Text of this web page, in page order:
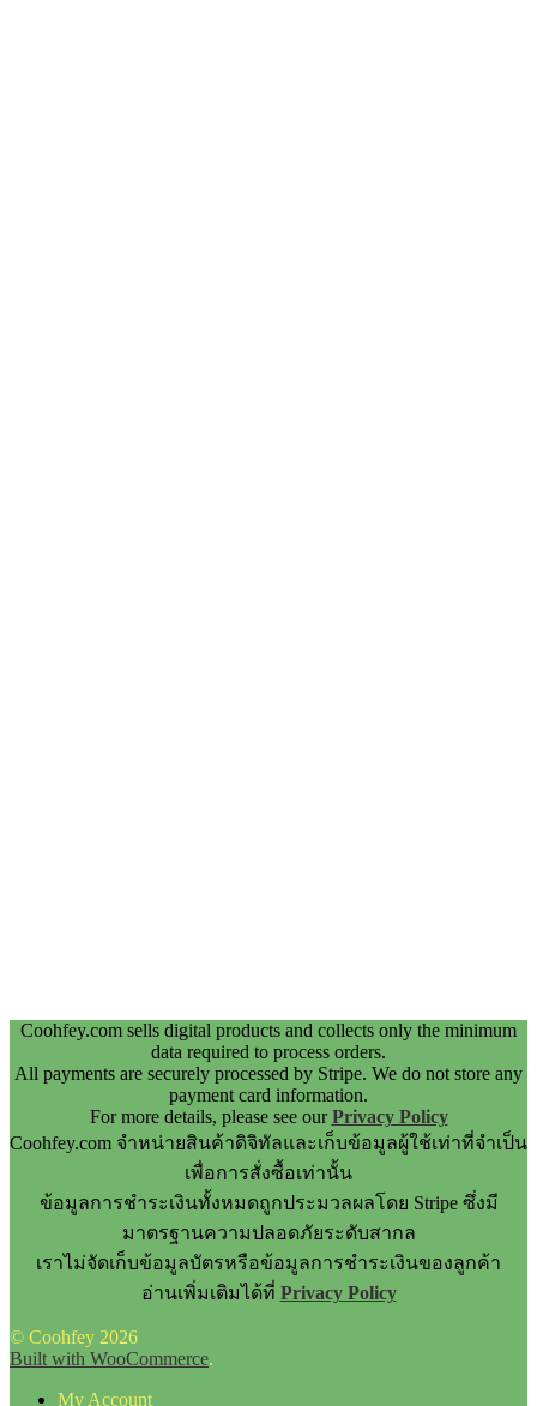
Coohfey.com sells digital products and collects only the minimum
data required to process orders.
All payments are securely processed by Stripe. We do not store any
payment card information.
For more details, please see ourPrivacy Policy
Coohfey.com จำหน่ายสินค้าดิจิทัลและเก็บข้อมูลผู้ใช้เท่าที่จำเป็น
เพื่อการสั่งซื้อเท่านั้น
ข้อมูลการชำระเงินทั้งหมดถูกประมวลผลโดย Stripe ซึ่งมี
มาตรฐานความปลอดภัยระดับสากล
เราไม่จัดเก็บข้อมูลบัตรหรือข้อมูลการชำระเงินของลูกค้า
อ่านเพิ่มเติมได้ที่ Privacy Policy
© Coohfey 2026
Built with WooCommerce.
My Account